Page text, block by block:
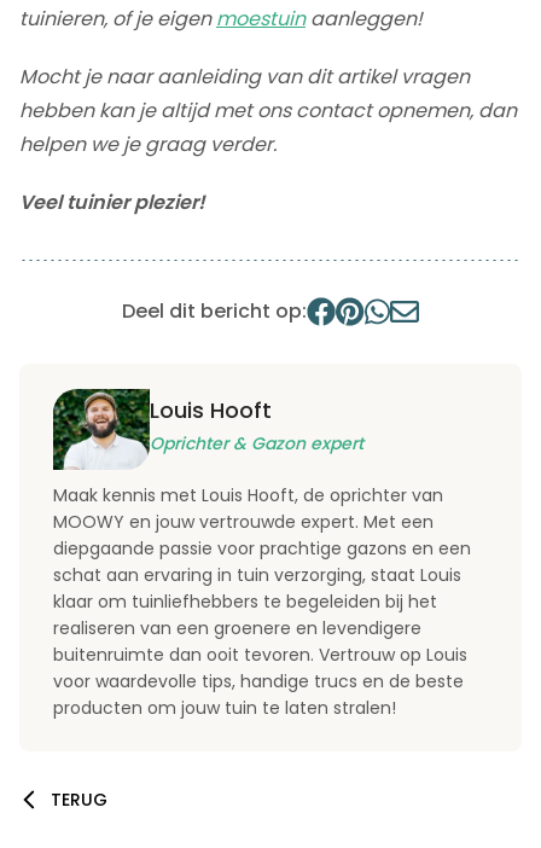
tuinieren, of je eigenmoestuinaanleggen!
Mocht je naar aanleiding van dit artikel vragen
hebben kan je altijd met ons contact opnemen, dan
helpen we je graag verder.
Veel tuinier plezier!
Deel dit bericht op:
Louis Hooft
Oprichter & Gazon expert
Maak kennis met Louis Hooft, de oprichter van
MOOWY en jouw vertrouwde expert. Met een
diepgaande passie voor prachtige gazons en een
schat aan ervaring in tuin verzorging, staat Louis
klaar om tuinliefhebbers te begeleiden bij het
realiseren van een groenere en levendigere
buitenruimte dan ooit tevoren. Vertrouw op Louis
voor waardevolle tips, handige trucs en de beste
producten om jouw tuin te laten stralen!
TERUG